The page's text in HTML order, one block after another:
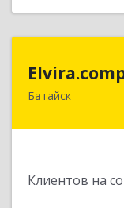
Батайск
Клиентов на